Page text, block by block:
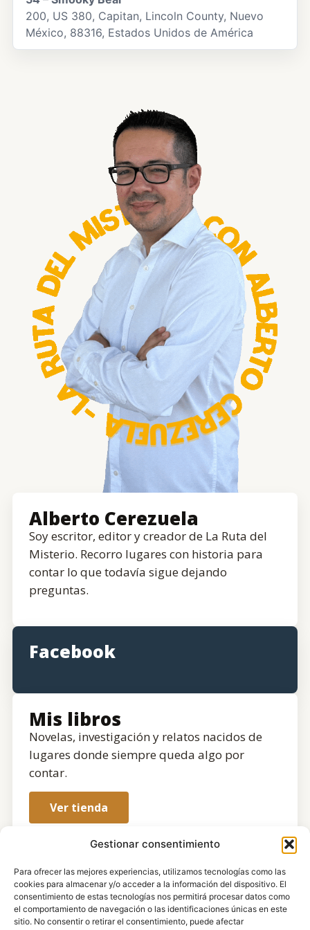
Gestionar consentimiento
Para ofrecer las mejores experiencias, utilizamos tecnologías como las
cookies para almacenar y/o acceder a la información del dispositivo. El
consentimiento de estas tecnologías nos permitirá procesar datos como
el comportamiento de navegación o las identificaciones únicas en este
sitio. No consentir o retirar el consentimiento, puede afectar
200, US 380, Capitan, Lincoln County, Nuevo
México, 88316, Estados Unidos de América
Alberto Cerezuela
Soy escritor, editor y creador de La Ruta del
Misterio. Recorro lugares con historia para
contar lo que todavía sigue dejando
preguntas.
Facebook
Mis libros
Novelas, investigación y relatos nacidos de
lugares donde siempre queda algo por
contar.
Ver tienda